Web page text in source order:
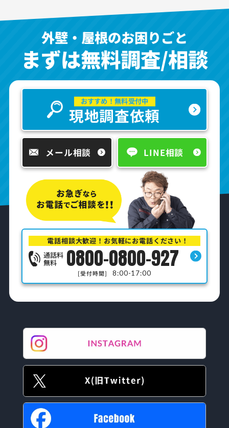
外壁・屋根のお困りごと
まずは無料調査/相談
おすすめ！無料受付中
現地調査依頼
メール相談 LINE相談
電話相談大歓迎！お気軽にお電話ください！
通話料
無料 0800-0800-927
[受付時間] 8:00-17:00